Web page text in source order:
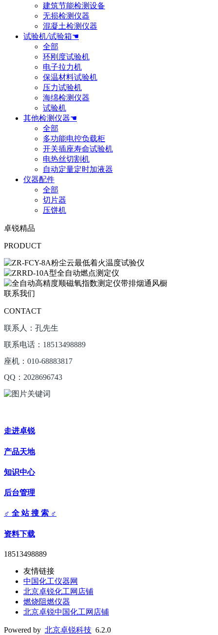
建筑节能检测设备
无损检测仪器
混凝土检测仪器
试验机/试验箱☚
全部
环刚度试验机
电子拉力机
保温材料试验机
压力试验机
海绵检测仪器
试验机
其他检测仪器☚
全部
多功能电控负载柜
开关插座寿命试验机
电热丝切割机
自动定量定时加液器
仪器配件
全部
切片器
压饼机
卓锐精品
PRODUCT
联系我们
CONTACT
联系人：孔先生
联系电话：18513498889
座机：010-68883817
QQ：2028696743
走进卓锐
产品天地
知识中心
后台管理
♂ 全 站 搜 索 ♂
资料下载
18513498889
友情链接
中国化工仪器网
北京卓锐化工网店铺
燃烧阻燃仪器
北京卓锐中国化工网店铺
Powered by 北京卓锐科技 6.2.0